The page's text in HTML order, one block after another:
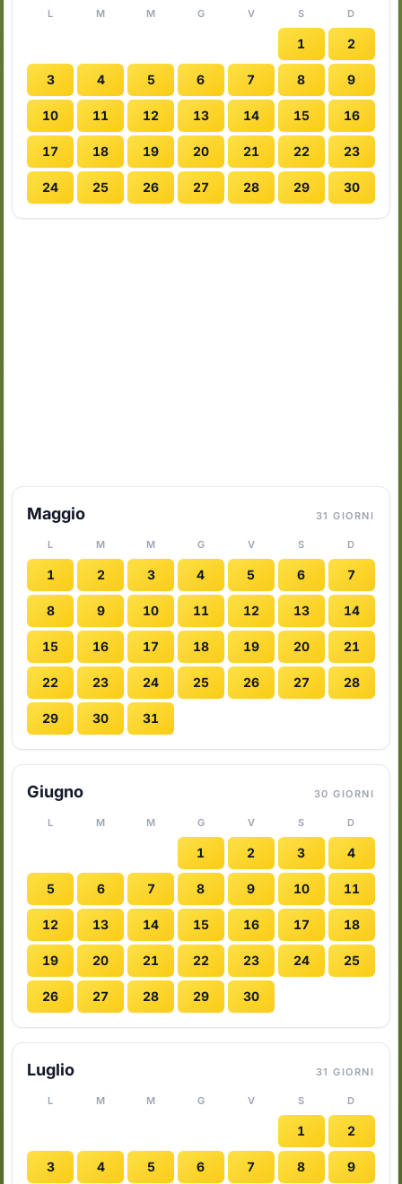
L M M G V S D
1 2
3 4 5 6 7 8 9
10 11 12 13 14 15 16
17 18 19 20 21 22 23
24 25 26 27 28 29 30
Maggio 31 GIORNI
L M M G V S D
1 2 3 4 5 6 7
8 9 10 11 12 13 14
15 16 17 18 19 20 21
22 23 24 25 26 27 28
29 30 31
Giugno 30 GIORNI
L M M G V S D
1 2 3 4
5 6 7 8 9 10 11
12 13 14 15 16 17 18
19 20 21 22 23 24 25
26 27 28 29 30
Luglio 31 GIORNI
L M M G V S D
1 2
3 4 5 6 7 8 9